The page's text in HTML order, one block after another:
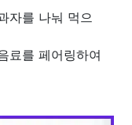
자를 나눠 먹으
료를 페어링하여